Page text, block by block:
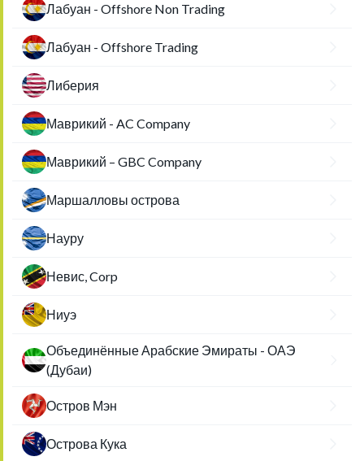
Лабуан - Offshore Non Trading
Лабуан - Offshore Trading
Либерия
Маврикий - AC Company
Маврикий – GBC Company
Маршалловы острова
Науру
Невис, Corp
Ниуэ
Объединённые Арабские Эмираты - ОАЭ
(Дубаи)
Остров Мэн
Острова Кука